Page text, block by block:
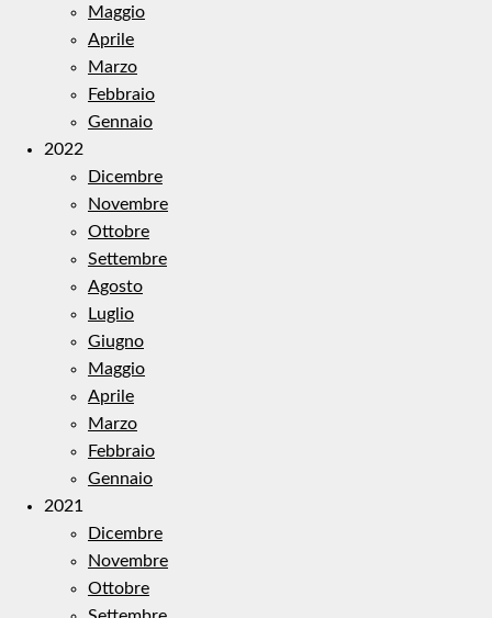
Maggio
Aprile
Marzo
Febbraio
Gennaio
2022
Dicembre
Novembre
Ottobre
Settembre
Agosto
Luglio
Giugno
Maggio
Aprile
Marzo
Febbraio
Gennaio
2021
Dicembre
Novembre
Ottobre